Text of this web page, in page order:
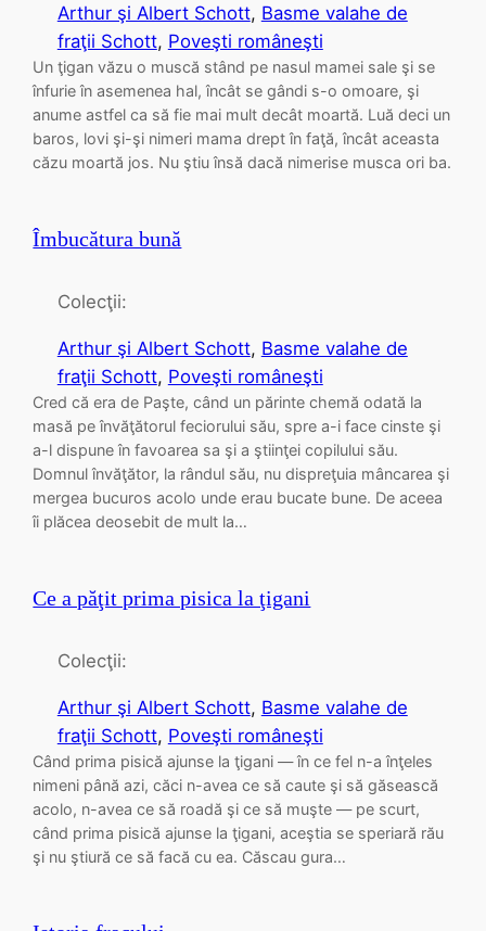
Arthur şi Albert Schott, Basme valahe de
fraţii Schott, Poveşti româneşti
Un ţigan văzu o muscă stând pe nasul mamei sale şi se
înfurie în asemenea hal, încât se gândi s-o omoare, şi
anume astfel ca să fie mai mult decât moartă. Luă deci un
baros, lovi şi-şi nimeri mama drept în faţă, încât aceasta
căzu moartă jos. Nu ştiu însă dacă nimerise musca ori ba.
Îmbucătura bună
Colecţii:
Arthur şi Albert Schott, Basme valahe de
fraţii Schott, Poveşti româneşti
Cred că era de Paşte, când un părinte chemă odată la
masă pe învăţătorul feciorului său, spre a-i face cinste şi
a-l dispune în favoarea sa şi a ştiinţei copilului său.
Domnul învăţător, la rândul său, nu dispreţuia mâncarea şi
mergea bucuros acolo unde erau bucate bune. De aceea
îi plăcea deosebit de mult la…
Ce a păţit prima pisica la ţigani
Colecţii:
Arthur şi Albert Schott, Basme valahe de
fraţii Schott, Poveşti româneşti
Când prima pisică ajunse la ţigani — în ce fel n-a înţeles
nimeni până azi, căci n-avea ce să caute şi să găsească
acolo, n-avea ce să roadă şi ce să muşte — pe scurt,
când prima pisică ajunse la ţigani, aceştia se speriară rău
şi nu ştiură ce să facă cu ea. Căscau gura…